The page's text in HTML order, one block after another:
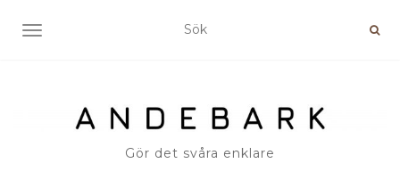
SLÅ PÅ/AV NAVIGERING
Gör det svåra enklare